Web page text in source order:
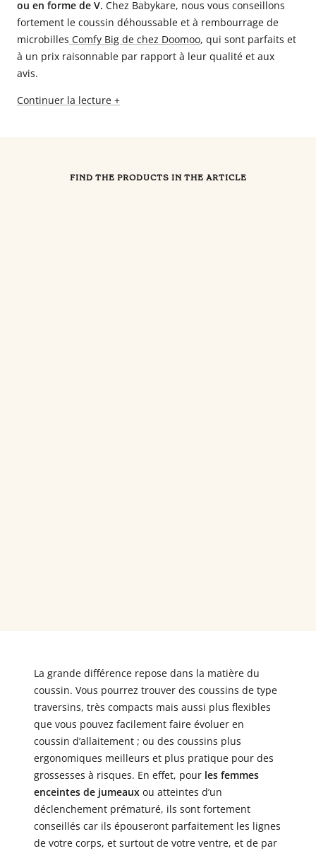
ou en forme de V. Chez Babykare, nous vous conseillons
fortement le coussin déhoussable et à rembourrage de
microbilles Comfy Big de chez Doomoo, qui sont parfaits et
à un prix raisonnable par rapport à leur qualité et aux
avis.
Continuer la lecture +
FIND THE PRODUCTS IN THE ARTICLE
La grande différence repose dans la matière du
coussin. Vous pourrez trouver des coussins de type
traversins, très compacts mais aussi plus flexibles
que vous pouvez facilement faire évoluer en
coussin d’allaitement ; ou des coussins plus
ergonomiques meilleurs et plus pratique pour des
grossesses à risques. En effet, pour les femmes
enceintes de jumeaux ou atteintes d’un
déclenchement prématuré, ils sont fortement
conseillés car ils épouseront parfaitement les lignes
de votre corps, et surtout de votre ventre, et de par